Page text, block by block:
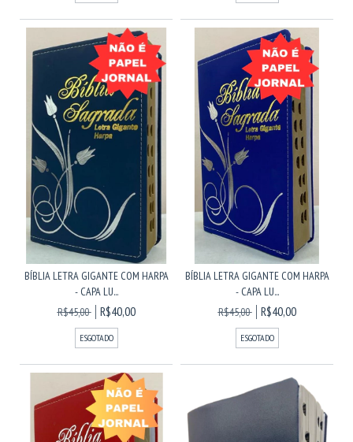
BÍBLIA LETRA GIGANTE COM HARPA
- CAPA LU...
R$45,00
R$40,00
ESGOTADO
BÍBLIA LETRA GIGANTE COM HARPA
- CAPA LU...
R$45,00
R$40,00
ESGOTADO